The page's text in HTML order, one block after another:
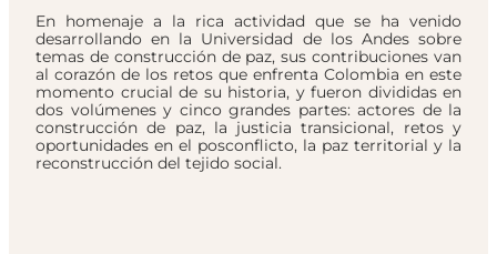
En homenaje a la rica actividad que se ha venido
desarrollando en la Universidad de los Andes sobre
temas de construcción de paz, sus contribuciones van
al corazón de los retos que enfrenta Colombia en este
momento crucial de su historia, y fueron divididas en
dos volúmenes y cinco grandes partes: actores de la
construcción de paz, la justicia transicional, retos y
oportunidades en el posconflicto, la paz territorial y la
reconstrucción del tejido social.